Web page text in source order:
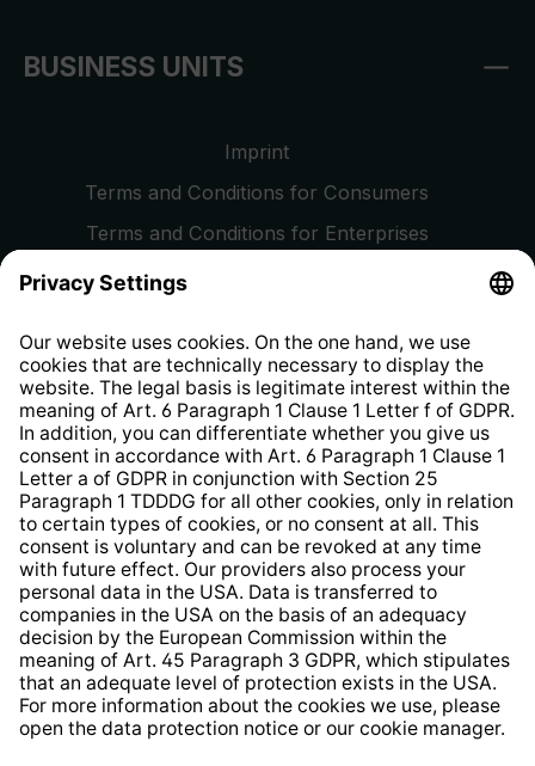
BUSINESS UNITS
Imprint
Terms and Conditions for Consumers
Terms and Conditions for Enterprises
Privacy Policy
Whistleblower Protection System
Web Accessibility